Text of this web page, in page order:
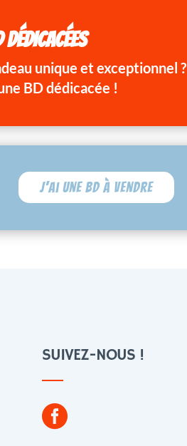
DÉDICACÉES
unique et exceptionnel ?
BD dédicacée !
J'ai une BD à vendre
SUIVEZ-NOUS !
